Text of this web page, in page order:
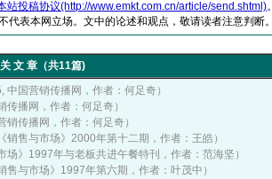
站投稿协议(http://www.emkt.com.cn/article/send.shtml)。
表本网立场。文中的论述和观点，敬请读者注意判断。
文 章（共11篇)
中国营销传播网，作者：何足奇）
传播网，作者：何足奇）
销传播网，作者：何足奇）
销售与市场》2000年第十二期，作者：王皓）
场》1997年与老板共进午餐特刊，作者：范海坚）
售与市场》1997年第六期，作者：叶茂中）